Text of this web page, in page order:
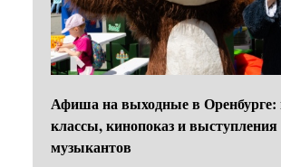
Афиша на выходные в Оренбурге:
классы, кинопоказ и выступления
музыкантов